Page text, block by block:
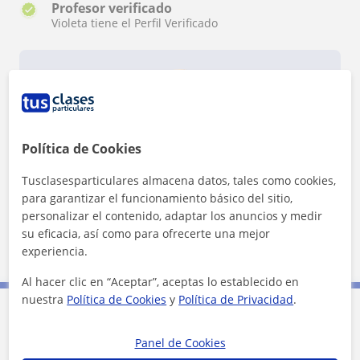
Profesor verificado
Violeta tiene el Perfil Verificado
¿Quieres saber más de Violeta?
Datos verificados
★★★★★26 valoraciones
Ver perfil
Política de Cookies
Tusclasesparticulares almacena datos, tales como cookies,
para garantizar el funcionamiento básico del sitio,
personalizar el contenido, adaptar los anuncios y medir
su eficacia, así como para ofrecerte una mejor
experiencia.
Al hacer clic en “Aceptar”, aceptas lo establecido en
nuestra Política de Cookies y Política de Privacidad.
Panel de Cookies